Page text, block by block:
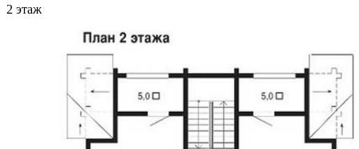
2 этаж